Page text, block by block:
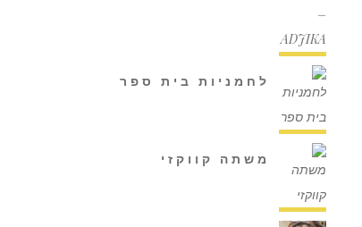
לחמניות בית ספר
משתה קווקזי